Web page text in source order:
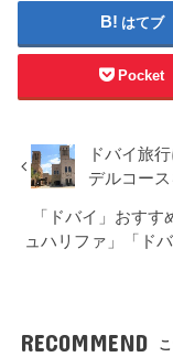
はてブ
Pocket
ドバイ旅
デルコー
「ドバイ」おす
ュハリファ」「ド
RECOMMEND